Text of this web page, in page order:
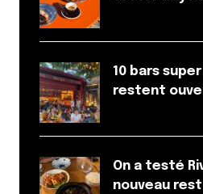
Enregistrer mon nom, mon e-
10 bars
restent
On a testé
nouveau